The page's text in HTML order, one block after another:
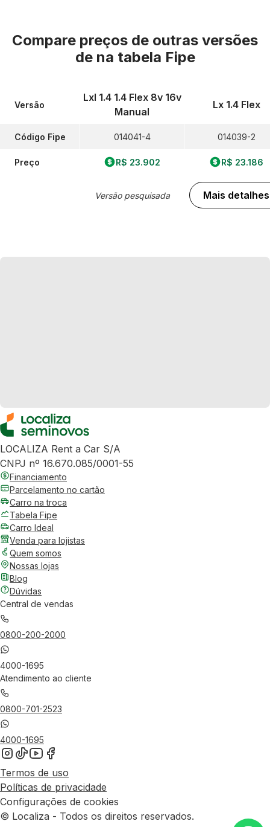
Compare preços de outras versões
de na tabela Fipe
Versão
Código Fipe
Preço
Lxl 1.4 1.4 Flex 8v 16v
Manual
014041-4
R$ 23.902
Versão pesquisada
Lx 1.4 Flex
014039-2
R$ 23.186
Mais detalhes
LOCALIZA Rent a Car S/A
CNPJ nº 16.670.085/0001-55
Financiamento
Parcelamento no cartão
Carro na troca
Tabela Fipe
Carro Ideal
Venda para lojistas
Quem somos
Nossas lojas
Blog
Dúvidas
Central de vendas
0800-200-2000
4000-1695
Atendimento ao cliente
0800-701-2523
4000-1695
Termos de uso
Políticas de privacidade
Configurações de cookies
© Localiza - Todos os direitos reservados.